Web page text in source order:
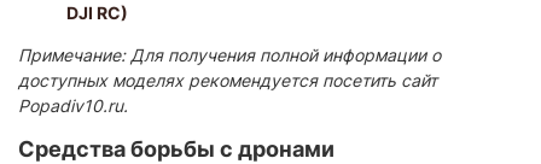
DJI RC)
Примечание: Для получения полной информации о
доступных моделях рекомендуется посетить сайт
Popadiv10.ru.
Средства борьбы с дронами